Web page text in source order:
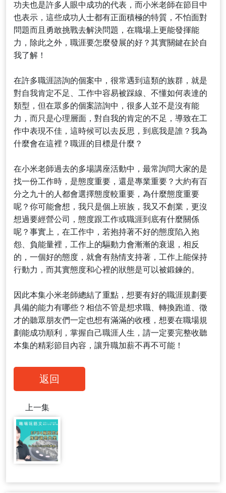
功夫也是許多人眼中成功的代表，而小米老師在節目中
也表示，這些成功人士都有正面積極的特質，不怕面對
問題而且勇敢挑戰去解決問題，在職場上更能發揮能
力，除此之外，職涯要怎麼發展的好？其實關鍵在於自
我了解！
在許多職涯諮詢的個案中，很常遇到這類的族群，就是
對自我肯定不足、工作中容易被踩線、不懂如何表達的
類型，但在眾多的個案諮詢中，很多人並不是沒有能
力，而只是心理層面，對自我的肯定的不足，導致在工
作中表現不佳，這時候可以去反思，到底我是誰？我為
什麼會在這裡？職涯的目標是什麼？
在小米老師過去的多場講座活動中，最常詢問大家的是
找一份工作時，是態度重要，還是專業重要？大約有百
分之九十的人都會選擇態度較重要，為什麼態度重要
呢？你可能會想，我只是個上班族，我又不創業，更沒
想過要經營公司，態度跟工作或職涯到底有什麼關係
呢？事實上，在工作中，若抱持著不好的態度陷入抱
怨、負能量裡，工作上的驅動力會漸漸的衰退，相反
的，一個好的態度，就會有熱情支持著，工作上能保持
行動力，而其實態度和心裡的狀態是可以被鍛鍊的。
因此本集小米老師總結了重點，想要有好的職涯規劃要
具備的能力有哪些？相信不管是想求職、轉換跑道、徵
才的聽眾朋友們一定也想有滿滿的收穫，想要在職場規
劃能成功順利，掌握自己職涯人生，請一定要完整收聽
本集的精彩節目內容，讓升職加薪不再不可能！
返回
上一集